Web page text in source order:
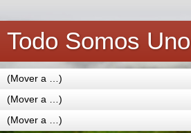
Todo Somos Uno